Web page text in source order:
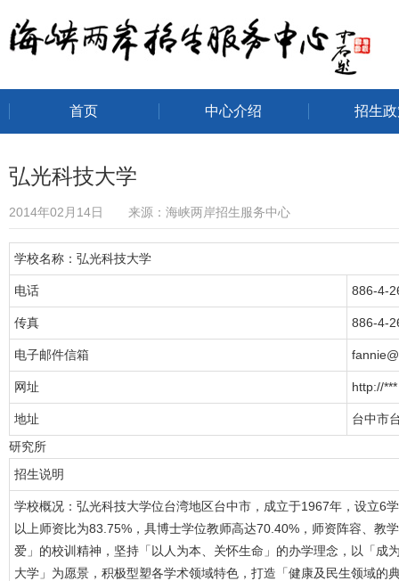
海峡两岸招生服务中心
首页 中心介绍 招生
弘光科技大学
2014年02月14日 来源：海峡两岸招生服务中心
学校名称：弘光科技大学
电话 886-4-
传真 886-4-
电子邮件信箱
网址 http://***
地址
台中市
研究所
招生说明
学校概况：弘光科技大学位台湾地区台中市，成立于1967年，设立6
以上师资比为83.75%，具博士学位教师高达70.40%，师资阵容、教
爱」的校训精神，坚持「以人为本、关怀生命」的办学理念，以「成
大学」为愿景，积极型塑各学术领域特色，打造「健康及民生领域的